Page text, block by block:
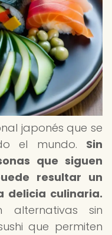
japonés que se
el mundo. Sin
que siguen
resultar un
delicia culinaria.
alternativas sin
que permiten